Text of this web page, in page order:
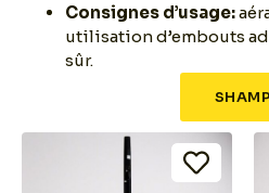
Consignes d’usage:
utilisation d’embouts
sûr.